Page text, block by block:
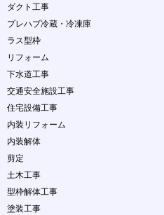
ドが盗難された
が判明した場合
ともに、当社の
ないものとしま
サービスを利用
ンテンツについ
を使用したこと
求などが起こっ
を免責するもの
ダクト工事
プレハブ冷蔵・冷凍庫
ラス型枠
リフォーム
下水道工事
交通安全施設工事
住宅設備工事
内装リフォーム
内装解体
剪定
土木工事
型枠解体工事
塗装工事